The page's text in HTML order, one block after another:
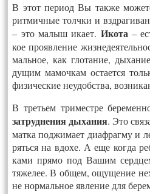
В этот пе­ри­од Вы так­же
рит­мичные толч­ки и
– это ма­лыш ика­ет. Ико­та –
кое про­яв­ле­ние
маль­ное, как гло­тание,
дущим ма­моч­кам ос­та­ет­ся
фи­зичес­кие не­удобс­тва,
В третьем три­мест­ре
зат­рудне­ния ды­хания. Это
мат­ка под­жи­ма­ет ди­аф­рагму и
рять­ся на вдо­хе. А еще ког­да
ка­ми пря­мо под Ва­шим
тя­желее. В об­щем, ощу­щение
не нор­маль­ное яв­ле­ние для